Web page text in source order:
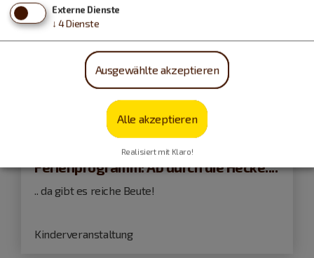
Ferienprogramm: Ab durch die Hecke....
.. da gibt es reiche Beute!
Kinderveranstaltung
Externe Dienste
↓ 4Dienste
Ausgewählte akzeptieren
Alle akzeptieren
Realisiert mit Klaro!